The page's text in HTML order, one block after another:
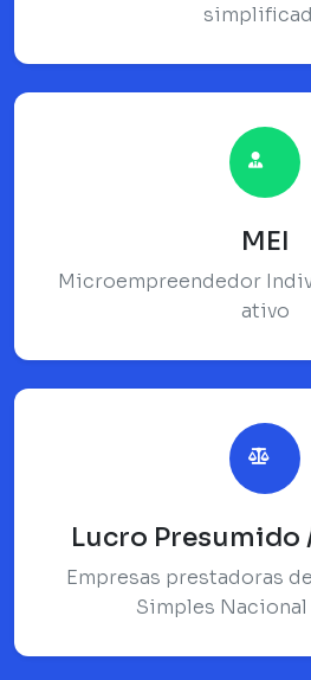
MEI
Microempreendedor
ativo
Lucro Presumido
Empresas prestadoras
Simples Nacional